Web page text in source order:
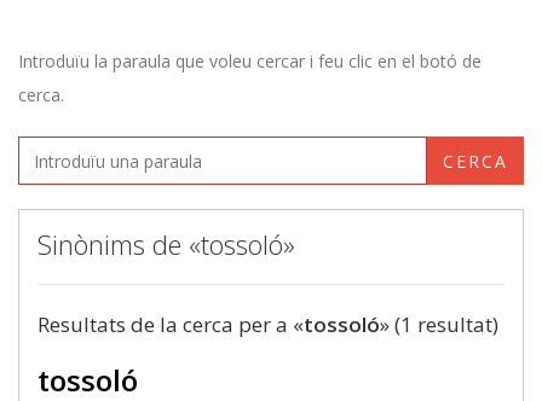
Introduïu la paraula que voleu cercar i feu clic en el botó de
cerca.
CERCA
Sinònims de «tossoló»
Resultats de la cerca per a «tossoló» (1 resultat)
tossoló